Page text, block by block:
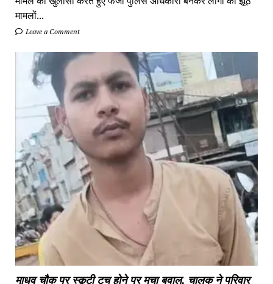
मामलों...
Leave a Comment
माधव चौक पर स्कूटी टच होने पर मचा बवाल, चालक ने परिवार